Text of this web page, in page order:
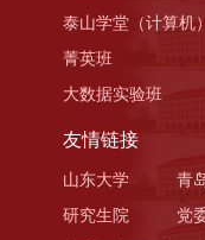
泰山学堂（计算机）
菁英班
大数据实验班
友情链接
山东大学 青
研究生院
党